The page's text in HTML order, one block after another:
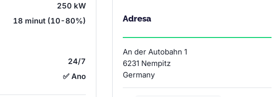
250 kW
18 minut (10-80%)
24/7
✅ Ano
Adresa
An der Autobahn 1
6231 Nempitz
Germany